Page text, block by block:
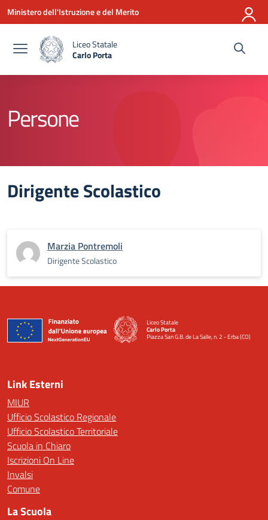
Vai ai contenuti
Vai al menu di navigazione
Vai al footer
Ministero dell'Istruzione e del Merito
Liceo Statale
Carlo Porta
Persone
Dirigente Scolastico
Marzia Pontremoli
Dirigente Scolastico
Liceo Statale
Carlo Porta
Piazza San G.B. de La Salle, n. 2 - Erba (CO)
— Visita la pagina iniziale della scuola
Link Esterni
MIUR
Ufficio Scolastico Regionale
Ufficio Scolastico Territoriale
Scuola in Chiaro
Iscrizioni On Line
Invalsi
Comune
La Scuola